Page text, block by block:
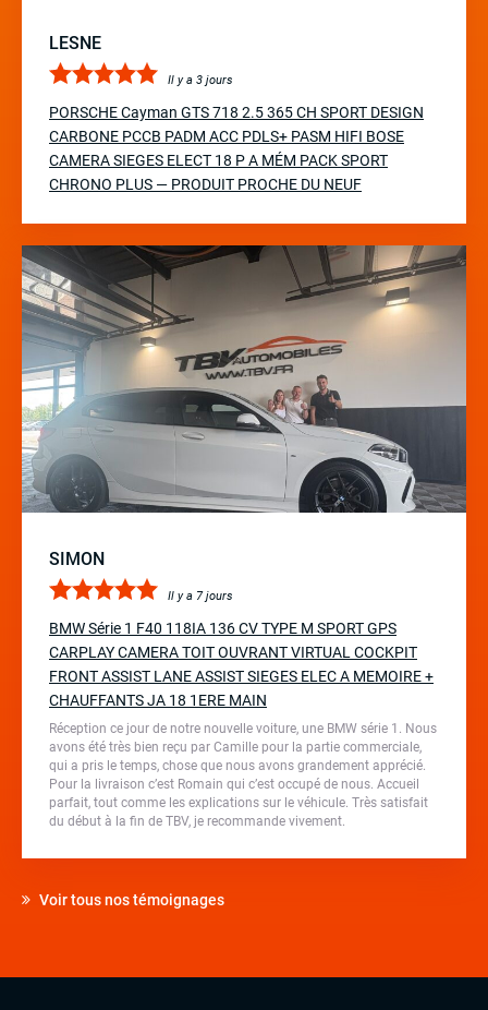
LESNE
Il y a 3 jours
PORSCHE Cayman GTS 718 2.5 365 CH SPORT DESIGN
CARBONE PCCB PADM ACC PDLS+ PASM HIFI BOSE
CAMERA SIEGES ELECT 18 P A MÉM PACK SPORT
CHRONO PLUS — PRODUIT PROCHE DU NEUF
SIMON
Il y a 7 jours
BMW Série 1 F40 118IA 136 CV TYPE M SPORT GPS
CARPLAY CAMERA TOIT OUVRANT VIRTUAL COCKPIT
FRONT ASSIST LANE ASSIST SIEGES ELEC A MEMOIRE +
CHAUFFANTS JA 18 1ERE MAIN
Réception ce jour de notre nouvelle voiture, une BMW série 1. Nous
avons été très bien reçu par Camille pour la partie commerciale,
qui a pris le temps, chose que nous avons grandement apprécié.
Pour la livraison c’est Romain qui c’est occupé de nous. Accueil
parfait, tout comme les explications sur le véhicule. Très satisfait
du début à la fin de TBV, je recommande vivement.
Voir tous nos témoignages